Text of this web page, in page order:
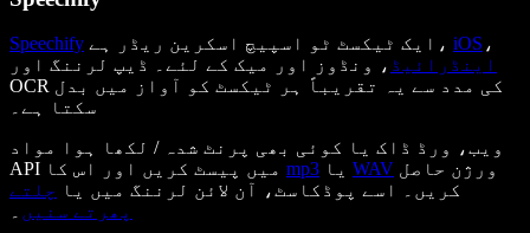
Speechify ایک ٹیکسٹ ٹو اسپیچ اسکرین ریڈر ہے، iOS ،
اینڈرائیڈ ، ونڈوز اور میک کے لئے۔ ڈیپ لرننگ اور
OCR کی مدد سے یہ تقریباً ہر ٹیکسٹ کو آواز میں بدل
سکتا ہے۔
ویب، ورڈ ڈاک یا کوئی بھی پرنٹ شدہ / لکھا ہوا مواد
mp3 WAV
کریں۔ اسے پوڈکاسٹ، آن لائن لرننگ میں یا چلتے
پھرتے سنیں ۔